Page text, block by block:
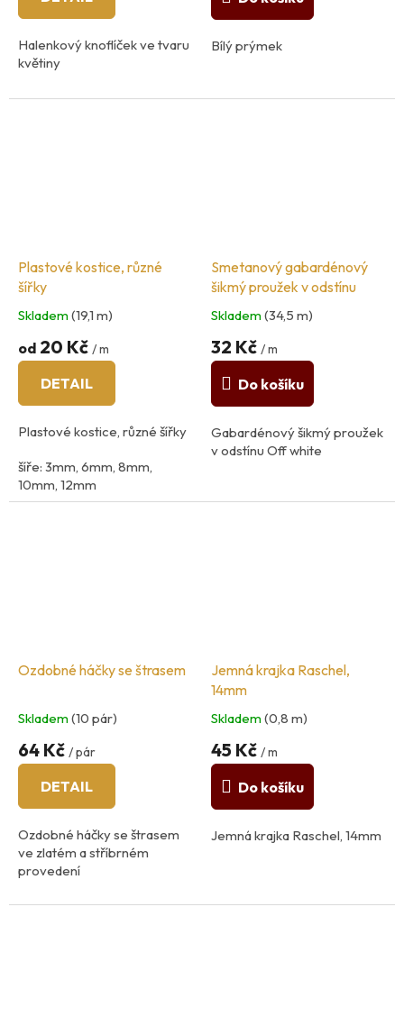
Halenkový knoflíček ve tvaru
květiny
Bílý prýmek
Plastové kostice, různé
šířky
Skladem(19,1 m)
od 20 Kč / m
DETAIL
Plastové kostice, různé šířky
šíře: 3mm, 6mm, 8mm,
10mm, 12mm
Smetanový gabardénový
šikmý proužek v odstínu
Skladem(34,5 m)
32 Kč / m
Do košíku
Gabardénový šikmý proužek
v odstínu Off white
Ozdobné háčky se štrasem
Skladem(10 pár)
64 Kč / pár
DETAIL
Ozdobné háčky se štrasem
ve zlatém a stříbrném
provedení
1cm x 2cm
Jemná krajka Raschel,
14mm
Skladem(0,8 m)
45 Kč / m
Do košíku
Jemná krajka Raschel, 14mm